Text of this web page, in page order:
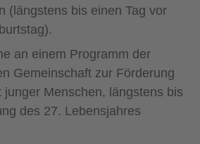
(längstens bis einen Tag vor
an einem Programm der
Gemeinschaft zur Förderung
junger Menschen, längstens bis
des 27. Lebensjahres